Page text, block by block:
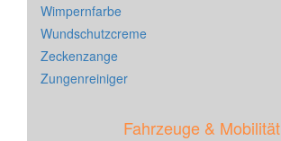
Wimpernfarbe
Wundschutzcreme
Zeckenzange
Zungenreiniger
Fahrzeuge & Mobilität